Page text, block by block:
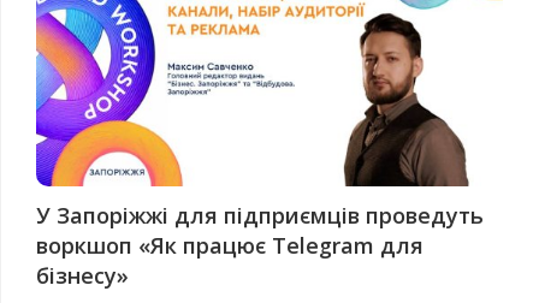
У Запоріжжі для підприємців проведуть
воркшоп «Як працює Telegram для
бізнесу»